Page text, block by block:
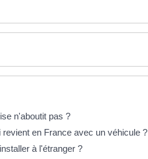
n'aboutit pas ?
en France avec un véhicule ?
à l'étranger ?